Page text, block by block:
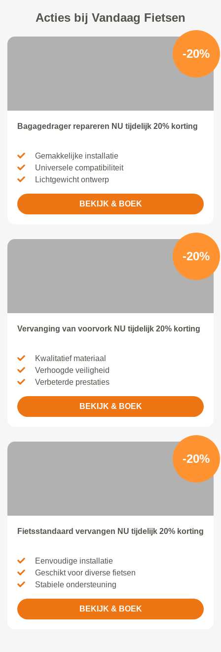
Acties bij Vandaag Fietsen
-20%
Bagagedrager repareren NU tijdelijk 20% korting
Gemakkelijke installatie
Universele compatibiliteit
Lichtgewicht ontwerp
BEKIJK & BOEK
-20%
Vervanging van voorvork NU tijdelijk 20% korting
Kwalitatief materiaal
Verhoogde veiligheid
Verbeterde prestaties
BEKIJK & BOEK
-20%
Fietsstandaard vervangen NU tijdelijk 20% korting
Eenvoudige installatie
Geschikt voor diverse fietsen
Stabiele ondersteuning
BEKIJK & BOEK